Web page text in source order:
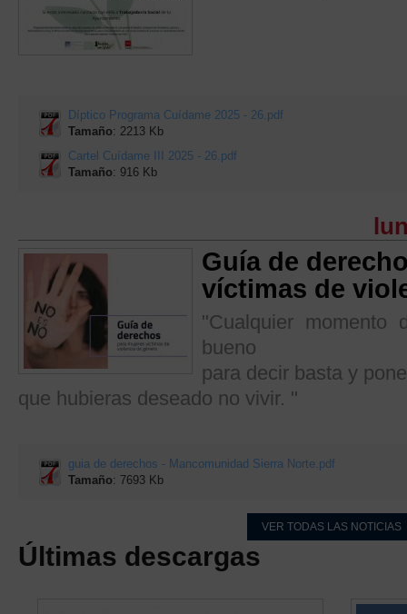
Díptico Programa Cuídame 2025 - 26.pdf
Tamaño: 2213 Kb
Cartel Cuídame III 2025 - 26.pdf
Tamaño: 916 Kb
Guía de
víctimas de
"Cualquier
bueno
para decir basta y
que hubieras deseado no vivir. "
guia de derechos - Mancomunidad Sierra Norte.pdf
Tamaño: 7693 Kb
VER TODAS LAS NOTICIAS
Últimas descargas